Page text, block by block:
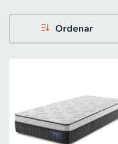
Ordenar